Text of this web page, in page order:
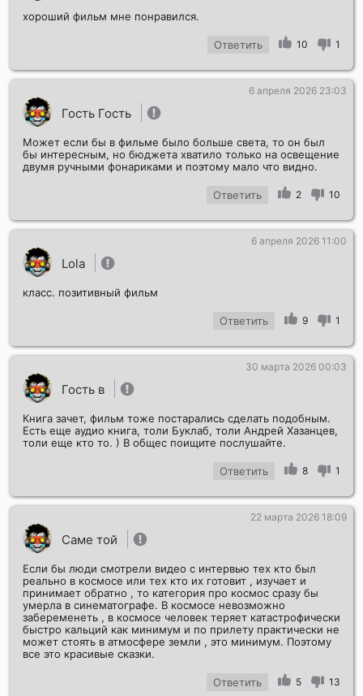
хороший фильм мне понравился.
Ответить 10 1
Гость Гость
6 апреля 2026 23:03
Может если бы в фильме было больше света, то он был
бы интересным, но бюджета хватило только на освещение
двумя ручными фонариками и поэтому мало что видно.
Ответить 2 10
Lola
6 апреля 2026 11:00
класс. позитивный фильм
Ответить 9 1
Гость в
30 марта 2026 00:03
Книга зачет, фильм тоже постарались сделать подобным.
Есть еще аудио книга, толи Буклаб, толи Андрей Хазанцев,
толи еще кто то. ) В общес поищите послушайте.
Ответить 8 1
Саме той
22 марта 2026 18:09
Если бы люди смотрели видео с интервью тех кто был
реально в космосе или тех кто их готовит , изучает и
принимает обратно , то категория про космос сразу бы
умерла в синематографе. В космосе невозможно
забеременеть , в космосе человек теряет катастрофически
быстро кальций как минимум и по прилету практически не
может стоять в атмосфере земли , это минимум. Поэтому
все это красивые сказки.
Ответить 5 13